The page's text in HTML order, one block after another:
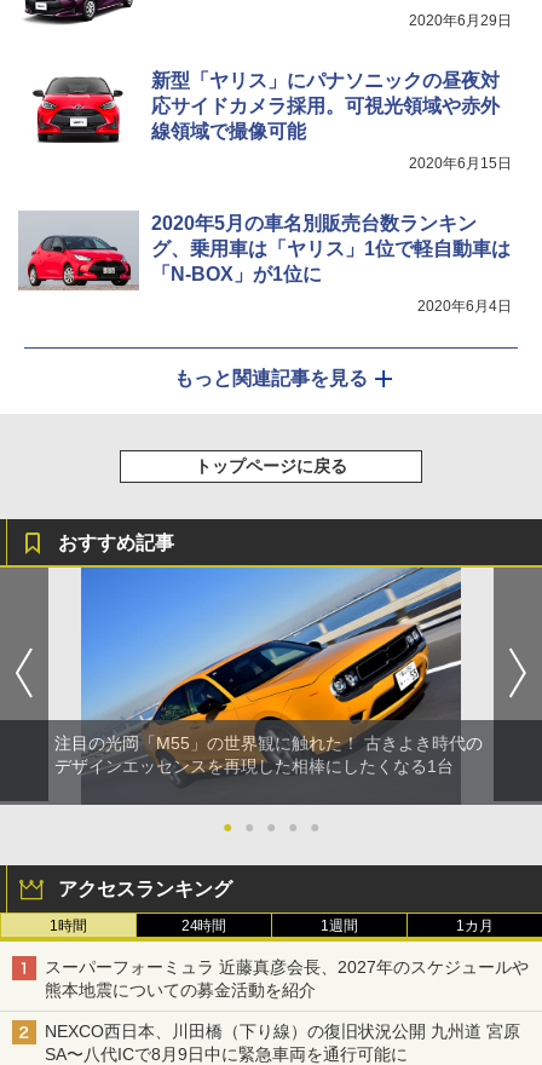
2020年6月29日
新型「ヤリス」にパナソニックの昼夜対
応サイドカメラ採用。可視光領域や赤外
線領域で撮像可能
2020年6月15日
2020年5月の車名別販売台数ランキン
グ、乗用車は「ヤリス」1位で軽自動車は
「N-BOX」が1位に
2020年6月4日
もっと関連記事を見る
トップページに戻る
おすすめ記事
注目の光岡「M55」の世界観に触れた！ 古きよき時代の
デザインエッセンスを再現した相棒にしたくなる1台
● ● ● ● ●
アクセスランキング
1時間 24時間 1週間 1カ月
スーパーフォーミュラ 近藤真彦会長、2027年のスケジュールや
熊本地震についての募金活動を紹介
NEXCO西日本、川田橋（下り線）の復旧状況公開 九州道 宮原
SA〜八代ICで8月9日中に緊急車両を通行可能に